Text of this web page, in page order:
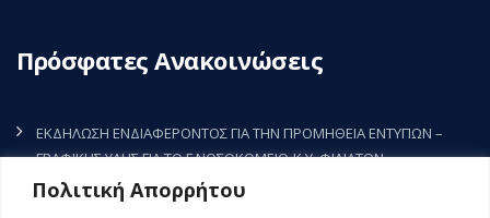
Πολιτική Απορρήτου
Πρόσφατες Ανακοινώσεις
ΕΚΔΗΛΩΣΗ ΕΝΔΙΑΦΕΡΟΝΤΟΣ ΓΙΑ ΤΗΝ ΠΡΟΜΗΘΕΙΑ ΕΝΤΥΠΩΝ –
ΓΡΑΦΙΚΗΣ ΥΛΗΣ ΓΙΑ ΤΟ Γ.ΝΟΣΟΚΟΜΕΙΟ-Κ.Υ. ΦΙΛΙΑΤΩΝ
7 Αυγούστου, 2026